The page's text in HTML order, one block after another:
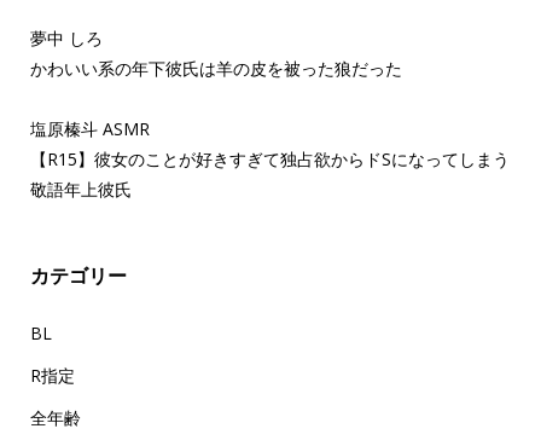
夢中 しろ
かわいい系の年下彼氏は羊の皮を被った狼だった
塩原榛斗 ASMR
【R15】彼女のことが好きすぎて独占欲からドSになってしまう
敬語年上彼氏
カテゴリー
BL
R指定
全年齢